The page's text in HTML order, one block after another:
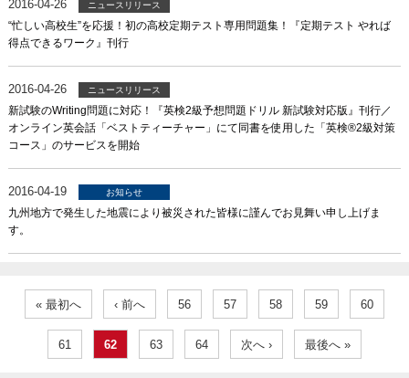
2016-04-26 ニュースリリース
“忙しい高校生”を応援！初の高校定期テスト専用問題集！『定期テスト やれば
得点できるワーク』刊行
2016-04-26 ニュースリリース
新試験のWriting問題に対応！『英検2級予想問題ドリル 新試験対応版』刊行／
オンライン英会話「ベストティーチャー」にて同書を使用した「英検®2級対策
コース」のサービスを開始
2016-04-19 お知らせ
九州地方で発生した地震により被災された皆様に謹んでお見舞い申し上げま
す。
« 最初へ ‹ 前へ 56 57 58 59 60
61 62 63 64 次へ › 最後へ »